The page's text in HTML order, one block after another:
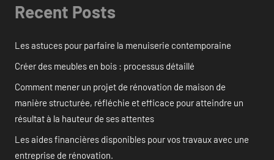
Recent Posts
Les astuces pour parfaire la menuiserie contemporaine
Créer des meubles en bois : processus détaillé
Comment mener un projet de rénovation de maison de
manière structurée, réfléchie et efficace pour atteindre un
résultat à la hauteur de ses attentes
Les aides financières disponibles pour vos travaux avec une
entreprise de rénovation.